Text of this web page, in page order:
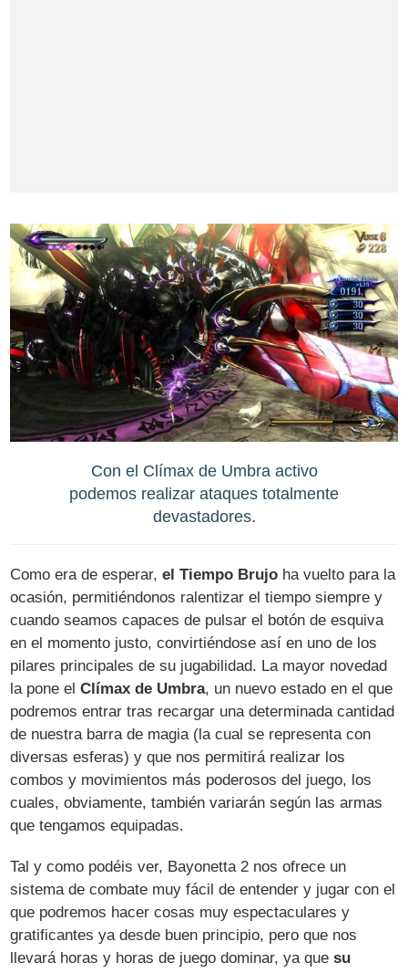
Con el Clímax de Umbra activo
podemos realizar ataques totalmente
devastadores.
Como era de esperar,el Tiempo Brujo ha vuelto para la
ocasión, permitiéndonos ralentizar el tiempo siempre y
cuando seamos capaces de pulsar el botón de esquiva
en el momento justo, convirtiéndose así en uno de los
pilares principales de su jugabilidad. La mayor novedad
la pone elClímax de Umbra, un nuevo estado en el que
podremos entrar tras recargar una determinada cantidad
de nuestra barra de magia (la cual se representa con
diversas esferas) y que nos permitirá realizar los
combos y movimientos más poderosos del juego, los
cuales, obviamente, también variarán según las armas
que tengamos equipadas.
Tal y como podéis ver, Bayonetta 2 nos ofrece un
sistema de combate muy fácil de entender y jugar con el
que podremos hacer cosas muy espectaculares y
gratificantes ya desde buen principio, pero que nos
llevará horas y horas de juego dominar, ya quesu